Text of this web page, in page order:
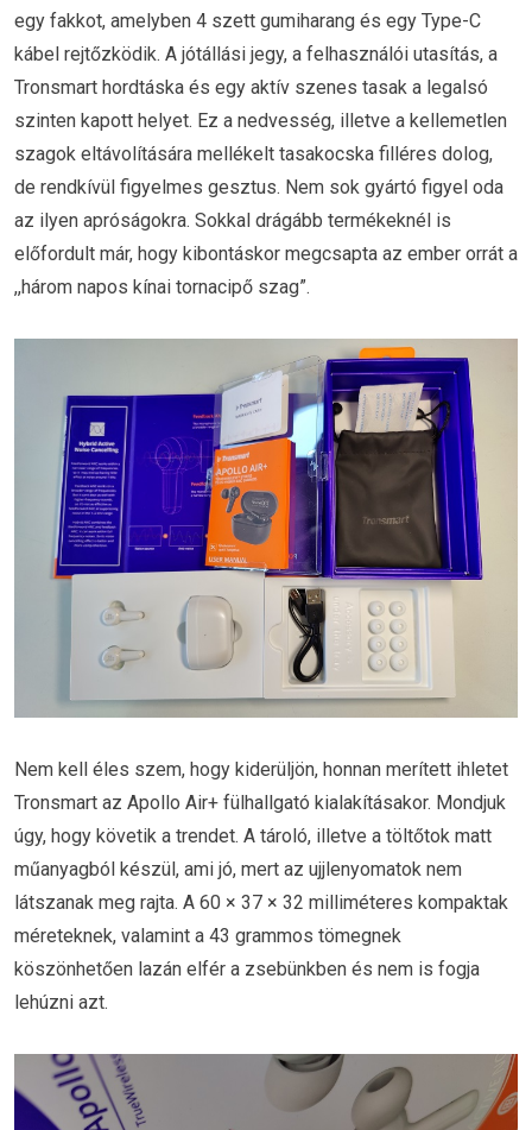
egy fakkot, amelyben 4 szett gumiharang és egy Type-C
kábel rejtőzködik. A jótállási jegy, a felhasználói utasítás, a
Tronsmart hordtáska és egy aktív szenes tasak a legalsó
szinten kapott helyet. Ez a nedvesség, illetve a kellemetlen
szagok eltávolítására mellékelt tasakocska filléres dolog,
de rendkívül figyelmes gesztus. Nem sok gyártó figyel oda
az ilyen apróságokra. Sokkal drágább termékeknél is
előfordult már, hogy kibontáskor megcsapta az ember orrát a
,,három napos kínai tornacipő szag”.
Nem kell éles szem, hogy kiderüljön, honnan merített ihletet
Tronsmart az Apollo Air+ fülhallgató kialakításakor. Mondjuk
úgy, hogy követik a trendet. A tároló, illetve a töltőtok matt
műanyagból készül, ami jó, mert az ujjlenyomatok nem
látszanak meg rajta. A 60 × 37 × 32 milliméteres kompaktak
méreteknek, valamint a 43 grammos tömegnek
köszönhetően lazán elfér a zsebünkben és nem is fogja
lehúzni azt.